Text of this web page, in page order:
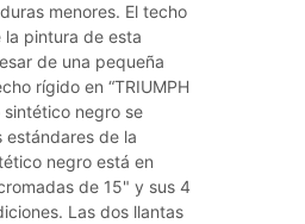
menores. El techo
pintura de esta
de una pequeña
rígido en “TRIUMPH
sintético negro se
estándares de la
negro está en
de 15" y sus 4
Las dos llantas